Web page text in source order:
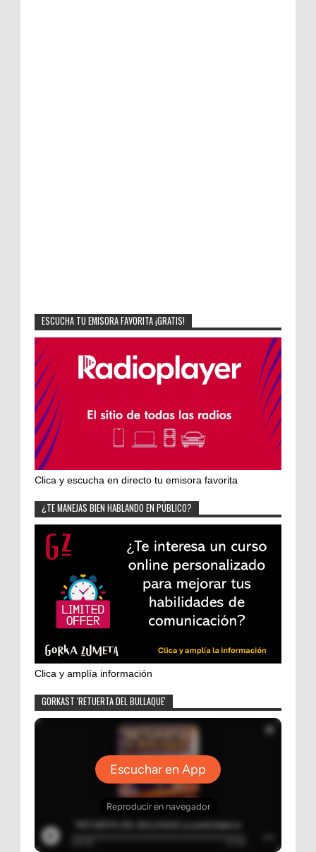
ESCUCHA TU EMISORA FAVORITA ¡GRATIS!
Clica y escucha en directo tu emisora favorita
¿TE MANEJAS BIEN HABLANDO EN PÚBLICO?
Clica y amplía información
GORKAST 'RETUERTA DEL BULLAQUE'